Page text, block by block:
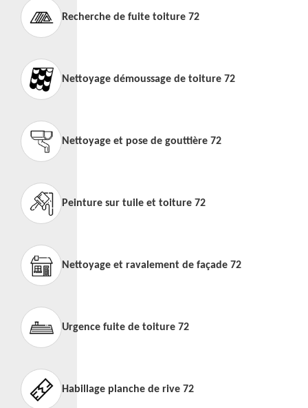
Recherche de fuite toiture 72
Nettoyage démoussage de toiture 72
Nettoyage et pose de gouttière 72
Peinture sur tuile et toiture 72
Nettoyage et ravalement de façade 72
Urgence fuite de toiture 72
Habillage planche de rive 72